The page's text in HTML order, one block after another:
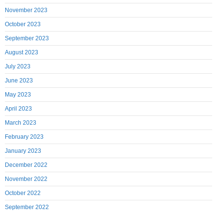
November 2023
October 2023
September 2023
August 2023
July 2023
June 2023
May 2023
April 2023
March 2023
February 2023
January 2023
December 2022
November 2022
October 2022
September 2022